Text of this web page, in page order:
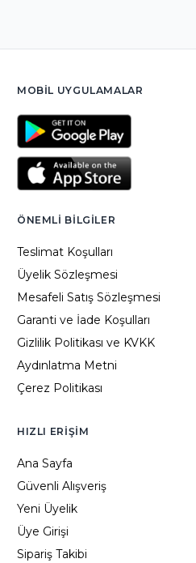
MOBIL UYGULAMALAR
ÖNEMLI BILGILER
Teslimat Koşulları
Üyelik Sözleşmesi
Mesafeli Satış Sözleşmesi
Garanti ve İade Koşulları
Gizlilik Politikası ve KVKK
Aydınlatma Metni
Çerez Politikası
HIZLI ERIŞIM
Ana Sayfa
Güvenli Alışveriş
Yeni Üyelik
Üye Girişi
Sipariş Takibi